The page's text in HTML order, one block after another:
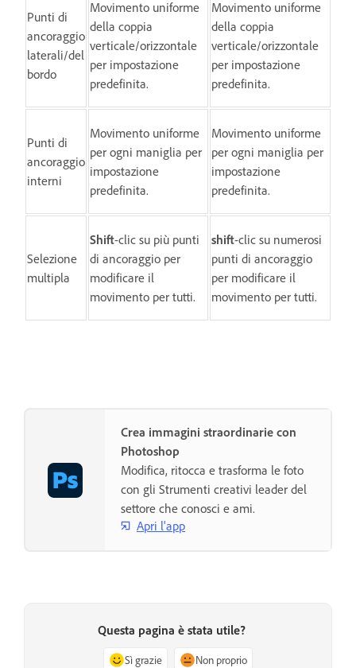
Punti di
ancoraggio
laterali/del
bordo
Movimento uniforme
della coppia
verticale/orizzontale
per impostazione
predefinita.
Movimento uniforme
della coppia
verticale/orizzontale
per impostazione
predefinita.
Punti di
ancoraggio
interni
Movimento uniforme
per ogni maniglia per
impostazione
predefinita.
Movimento uniforme
per ogni maniglia per
impostazione
predefinita.
Selezione
multipla
Shift-clic su più punti
di ancoraggio per
modificare il
movimento per tutti.
shift-clic su numerosi
punti di ancoraggio
per modificare il
movimento per tutti.
Crea immagini straordinarie con
Photoshop
Modifica, ritocca e trasforma le foto
con gli Strumenti creativi leader del
settore che conosci e ami.
Apri l'app
Questa pagina è stata utile?
Sì grazie Non proprio